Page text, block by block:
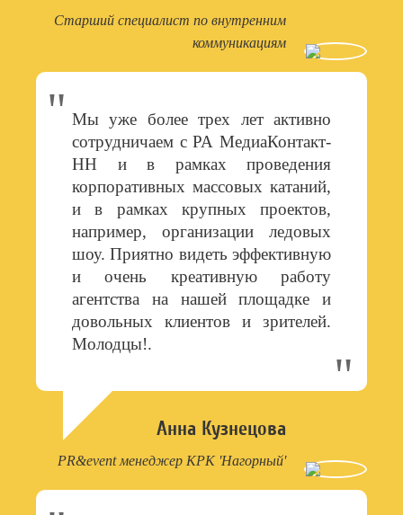
Старший специалист по внутренним
коммуникациям
Мы уже более трех лет активно
сотрудничаем с РА МедиаКонтакт-
НН и в рамках проведения
корпоративных массовых катаний,
и в рамках крупных проектов,
например, организации ледовых
шоу. Приятно видеть эффективную
и очень креативную работу
агентства на нашей площадке и
довольных клиентов и зрителей.
Молодцы!.
Анна Кузнецова
PR&event менеджер КРК 'Нагорный'